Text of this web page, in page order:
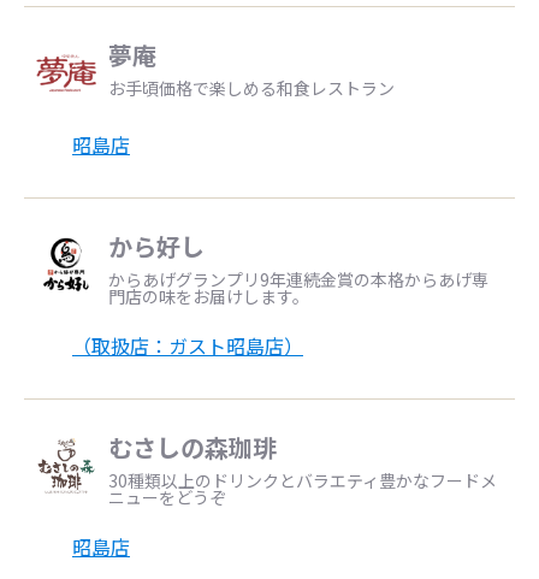
夢庵
お手頃価格で楽しめる和食レストラン
昭島店
から好し
からあげグランプリ9年連続金賞の本格からあげ専
門店の味をお届けします。
（取扱店：ガスト昭島店）
むさしの森珈琲
30種類以上のドリンクとバラエティ豊かなフードメ
ニューをどうぞ
昭島店